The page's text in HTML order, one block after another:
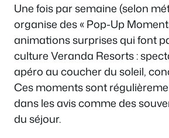
Une fois par semaine (selon
organise des « Pop-Up
animations surprises qui font
culture Veranda Resorts :
apéro au coucher du soleil,
Ces moments sont
dans les avis comme des
du séjour.